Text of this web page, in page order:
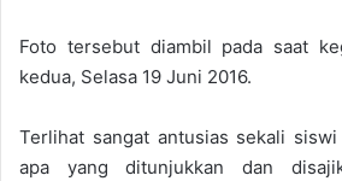
Foto tersebut diambil pada saat
kedua, Selasa 19 Juni 2016.
Terlihat sangat antusias sekali
apa yang ditunjukkan dan